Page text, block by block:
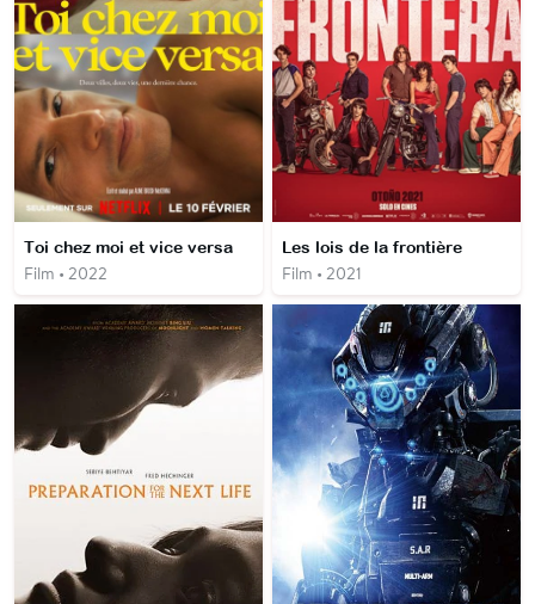
Toi chez moi et vice versa
Film • 2022
Les lois de la frontière
Film • 2021